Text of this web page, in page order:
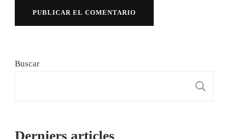
Buscar
Derniers articles